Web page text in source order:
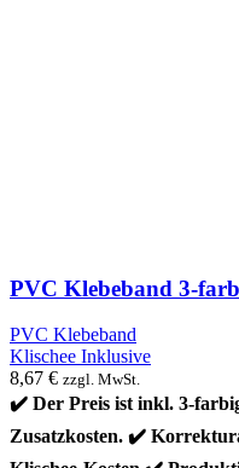
PVC Klebeband 3-
PVC Klebeband
Klischee Inklusive
8,67 € zzgl. MwSt.
✔️ Der Preis ist inkl. 3-
Zusatzkosten. ✔️